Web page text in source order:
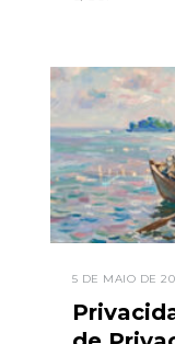
5 DE MAIO DE